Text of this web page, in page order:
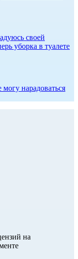
своей
уборка в туалете
нарадоваться
на